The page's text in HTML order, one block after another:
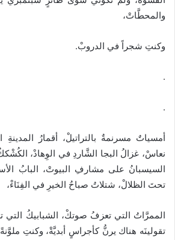
والمحطَّاتْ،
وكنتِ شجراً في الدروبْ.
.
.
أمسياتٌ مسرنمةٌ بالتراتيلْ، أقمارُ
نعاسْ، غزالُ البجا الشَّاردِ في الوِهادْ،
السيسبانُ على مشارفِ البيوتْ، البابُ
تحتَ الظلالْ، شتلاتُ صباحُ الخيرِ في الفِنَاءْ،
الممرَّاتُ التي تعزفُ صوتكْ، الشبابيكُ التي
تقولينَه هناك يرنُّ كأجراسٍ أبديَّةْ، وكنتِ